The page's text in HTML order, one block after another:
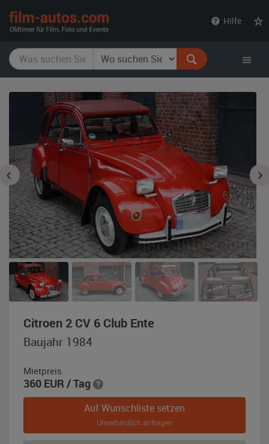
Hilfe
Citroen 2 CV 6 Club Ente
Baujahr 1984
Mietpreis
360 EUR / Tag
Auf Wunschliste setzen
Unverbindlich anfragen